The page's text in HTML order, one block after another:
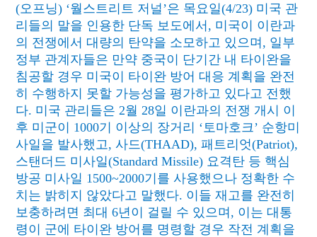
(오프닝) ‘월스트리트 저널’은 목요일(4/23) 미국 관
리들의 말을 인용한 단독 보도에서 , 미국이 이란과
의 전쟁에서 대량의 탄약을 소모하고 있으며 , 일부
정부 관계자들은 만약 중국이 단기간 내 타이완을
침공할 경우 미국이 타이완 방어 대응 계획을 완전
히 수행하지 못할 가능성을 평가하고 있다고 전했
다. 미국 관리들은 2월 28일 이란과의 전쟁 개시 이
후 미군이 1000기 이상의 장거리 ‘ 토마호크’ 순항미
사일을 발사했고 ,사드(THAAD),패트리엇(Patriot),
스탠더드 미사일(Standard Missile) 요격탄 등 핵심
방공 미사일 1500~2000기를 사용했으나 정확한 수
치는 밝히지 않았다고 말했다. 이들 재고를 완전히
보충하려면 최대 6년이 걸릴 수 있으며 , 이는 대통
령이 군에 타이완 방어를 명령할 경우 작전 계획을